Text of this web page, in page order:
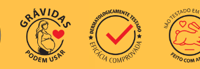
comAmido de Milho, Ácido
deaminoácidos, esta
o Liso dos Sonhos que
sem químicas agressivas,